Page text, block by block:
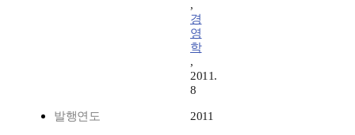
,
경
영
학
,
2011.
8
발행연도 2011